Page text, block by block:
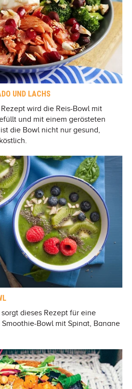
UND LACHS
wird die Reis-Bowl mit
und mit einem gerösteten
die Bowl nicht nur gesund,
dieses Rezept für eine
Bowl mit Spinat, Banane